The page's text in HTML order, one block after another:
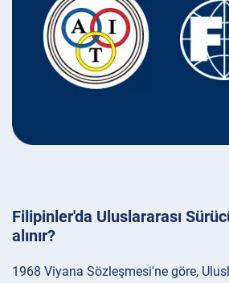
Filipinler'da Uluslararası
alınır?
1968 Viyana Sözleşmesi'ne göre,